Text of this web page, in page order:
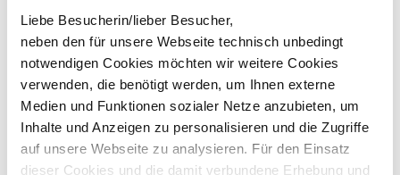
Liebe Besucherin/lieber Besucher,
neben den für unsere Webseite technisch unbedingt
notwendigen Cookies möchten wir weitere Cookies
verwenden, die benötigt werden, um Ihnen externe
Medien und Funktionen sozialer Netze anzubieten, um
Inhalte und Anzeigen zu personalisieren und die Zugriffe
auf unsere Webseite zu analysieren. Für den Einsatz
dieser Cookies und die damit verbundene Erhebung und